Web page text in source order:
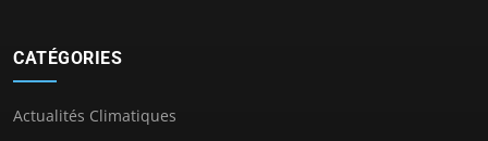
CATÉGORIES
Actualités Climatiques